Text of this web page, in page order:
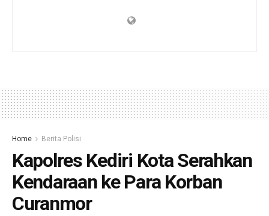
Home Berita Polisi
Kapolres Kediri Kota Serahkan
Kendaraan ke Para Korban
Curanmor